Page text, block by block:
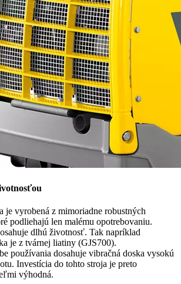
je vyrobená z mimoriadne robustných
podliehajú len malému opotrebovaniu.
dlhú životnosť. Tak napríklad
je z tvárnej liatiny (GJS700).
používania dosahuje vibračná doska vysokú
Investícia do tohto stroja je preto
výhodná.